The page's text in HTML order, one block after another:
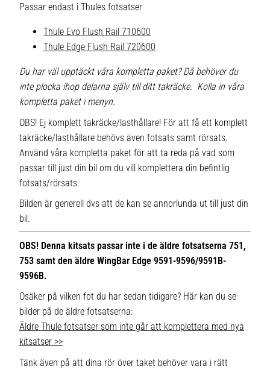
Passar endast i Thules fotsatser
Thule Evo Flush Rail 710600
Thule Edge Flush Rail 720600
Du har väl upptäckt våra kompletta paket? Då behöver du
inte plocka ihop delarna själv till ditt takräcke. Kolla in våra
kompletta paket i menyn.
OBS! Ej komplett takräcke/lasthållare! För att få ett komplett
takräcke/lasthållare behövs även fotsats samt rörsats.
Använd våra kompletta paket för att ta reda på vad som
passar till just din bil om du vill komplettera din befintlig
fotsats/rörsats.
Bilden är generell dvs att de kan se annorlunda ut till just din
bil.
OBS! Denna kitsats passar inte i de äldre fotsatserna 751,
753 samt den äldre WingBar Edge 9591-9596/9591B-
9596B.
Osäker på vilken fot du har sedan tidigare? Här kan du se
bilder på de äldre fotsatserna:
Äldre Thule fotsatser som inte går att komplettera med nya
kitsatser >>
Tänk även på att dina rör över taket behöver vara i rätt